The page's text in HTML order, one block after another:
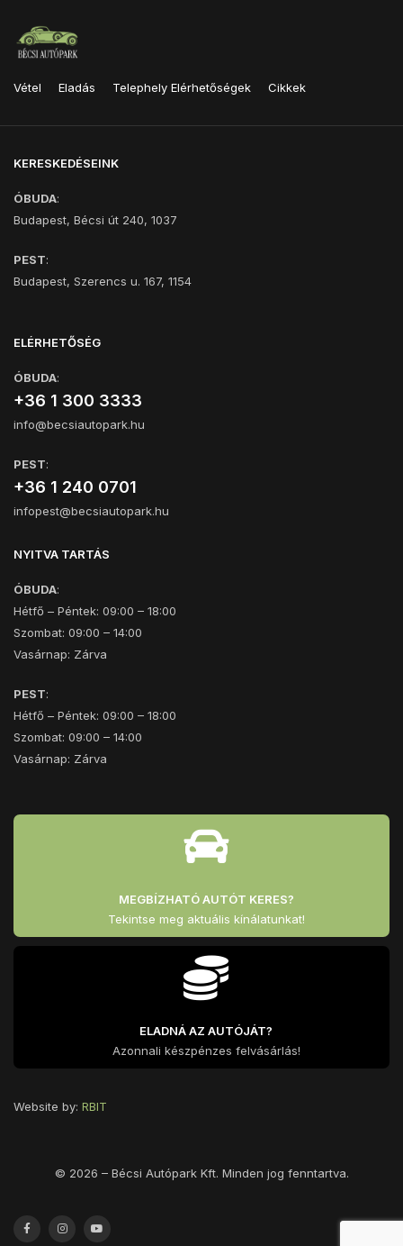
Vétel Eladás Telephely Elérhetőségek Cikkek
KERESKEDÉSEINK
ÓBUDA:
Budapest, Bécsi út 240, 1037
PEST:
Budapest, Szerencs u. 167, 1154
ELÉRHETŐSÉG
ÓBUDA:
+36 1 300 3333
info@becsiautopark.hu
PEST:
+36 1 240 0701
infopest@becsiautopark.hu
NYITVA TARTÁS
ÓBUDA:
Hétfő – Péntek: 09:00 – 18:00
Szombat: 09:00 – 14:00
Vasárnap: Zárva
PEST:
Hétfő – Péntek: 09:00 – 18:00
Szombat: 09:00 – 14:00
Vasárnap: Zárva
MEGBÍZHATÓ AUTÓT KERES?
Tekintse meg aktuális kínálatunkat!
ELADNÁ AZ AUTÓJÁT?
Azonnali készpénzes felvásárlás!
Website by: RBIT
© 2026 – Bécsi Autópark Kft. Minden jog fenntartva.